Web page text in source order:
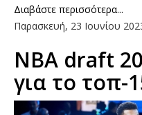
Διαβάστε περισσότερα...
Παρασκευή, 23 Ιουνίου
NBA draft
για το τοπ-